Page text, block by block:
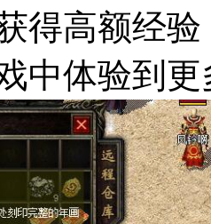
得高额经
中体验到